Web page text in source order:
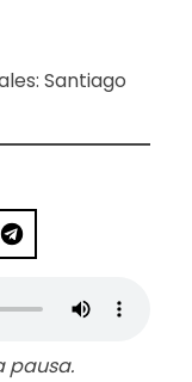
Santiago
pausa.